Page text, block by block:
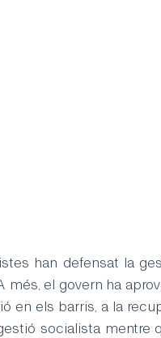
han defensat la
més, el govern ha
en els barris, a la
socialista mentre